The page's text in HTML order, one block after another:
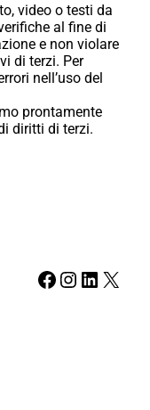
video o testi da
al fine di
e non violare
di terzi. Per
nell’uso del
prontamente
diritti di terzi.
Facebook Instagram LinkedIn X